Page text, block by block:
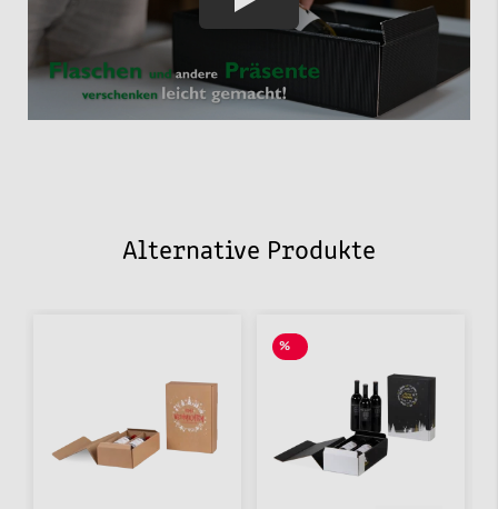
Alternative Produkte
%